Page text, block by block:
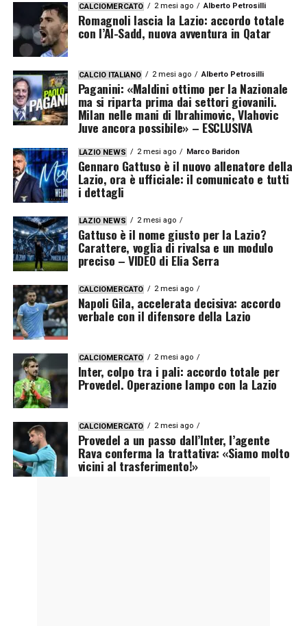
CALCIOMERCATO 2 mesi ago Alberto Petrosilli
Romagnoli lascia la Lazio: accordo totale
con l’Al-Sadd, nuova avventura in Qatar
CALCIO ITALIANO 2 mesi ago Alberto Petrosilli
Paganini: «Maldini ottimo per la Nazionale
ma si riparta prima dai settori giovanili.
Milan nelle mani di Ibrahimovic, Vlahovic
Juve ancora possibile» – ESCLUSIVA
LAZIO NEWS 2 mesi ago Marco Baridon
Gennaro Gattuso è il nuovo allenatore della
Lazio, ora è ufficiale: il comunicato e tutti
i dettagli
LAZIO NEWS 2 mesi ago
Gattuso è il nome giusto per la Lazio?
Carattere, voglia di rivalsa e un modulo
preciso – VIDEO di Elia Serra
CALCIOMERCATO 2 mesi ago
Napoli Gila, accelerata decisiva: accordo
verbale con il difensore della Lazio
CALCIOMERCATO 2 mesi ago
Inter, colpo tra i pali: accordo totale per
Provedel. Operazione lampo con la Lazio
CALCIOMERCATO 2 mesi ago
Provedel a un passo dall’Inter, l’agente
Rava conferma la trattativa: «Siamo molto
vicini al trasferimento!»